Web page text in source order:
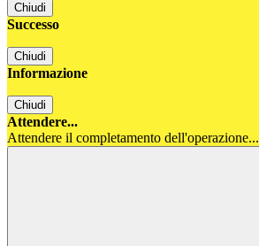
Chiudi
Successo
Chiudi
Informazione
Chiudi
Attendere...
Attendere il completamento dell'operazione...